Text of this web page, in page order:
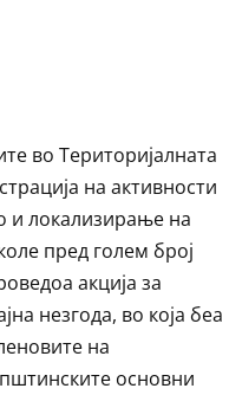
во Територијалната
на активности
и локализирање на
пред голем број
акција за
незгода, во која беа
на
основни